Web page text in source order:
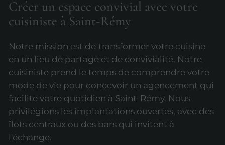
Créer un espace convivial avec votre
cuisiniste à Saint-Rémy
Notre mission est de transformer votre cuisine
en un lieu de partage et de convivialité. Notre
cuisiniste prend le temps de comprendre votre
mode de vie pour concevoir un agencement qui
facilite votre quotidien à Saint-Rémy. Nous
privilégions les implantations ouvertes, avec des
îlots centraux ou des bars qui invitent à
l'échange.